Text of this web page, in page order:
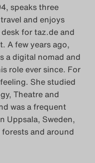
speaks three
and enjoys
for taz.de and
A few years ago,
a digital nomad and
role ever since. For
She studied
Theatre and
was a frequent
Uppsala, Sweden,
and around